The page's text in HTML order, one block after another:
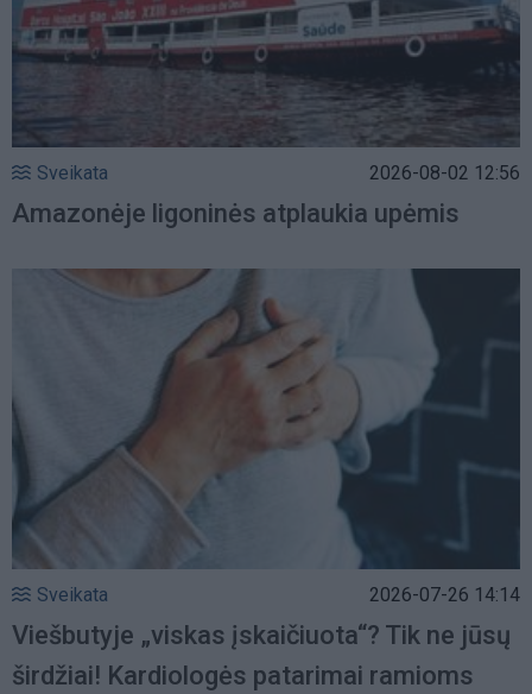
Sveikata 2026-08-02 12:56
Amazonėje ligoninės atplaukia upėmis
Sveikata 2026-07-26 14:14
Viešbutyje „viskas įskaičiuota“? Tik ne jūsų
širdžiai! Kardiologės patarimai ramioms